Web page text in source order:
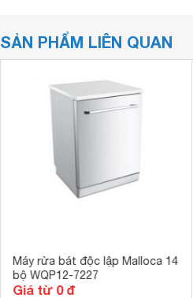
Bảng điều khiển
Công nghệ rửa
Hẹn giờ rửa
Kích thước
SẢN PHẨM LIÊN QUAN
Máy rửa bát độc lập Malloca 14
bộ WQP12-7227
Giá từ 0 đ